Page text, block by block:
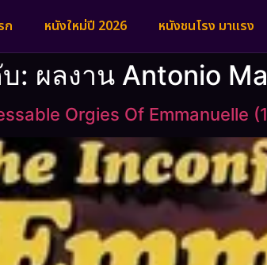
ก หนังใหม่ปี 2026 หนังชนโรง มาแรง
: ผลงาน Antonio
Orgies Of Emmanuelle